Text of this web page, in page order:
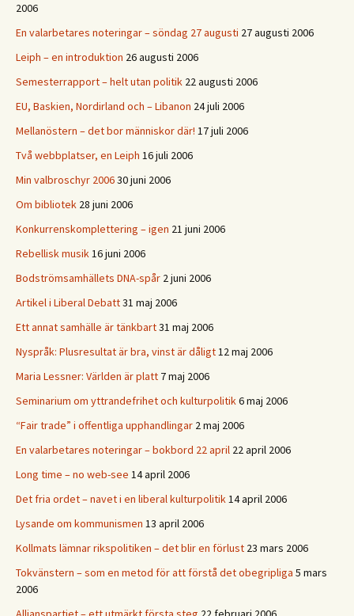
2006
En valarbetares noteringar – söndag 27 augusti 27 augusti 2006
Leiph – en introduktion 26 augusti 2006
Semesterrapport – helt utan politik 22 augusti 2006
EU, Baskien, Nordirland och – Libanon 24 juli 2006
Mellanöstern – det bor människor där! 17 juli 2006
Två webbplatser, en Leiph 16 juli 2006
Min valbroschyr 200630 juni 2006
Om bibliotek 28 juni 2006
Konkurrenskomplettering – igen 21 juni 2006
Rebellisk musik16 juni 2006
Bodströmsamhällets DNA-spår 2 juni 2006
Artikel i Liberal Debatt31 maj 2006
Ett annat samhälle är tänkbart31 maj 2006
Nyspråk: Plusresultat är bra, vinst är dåligt12 maj 2006
Maria Lessner: Världen är platt 7 maj 2006
Seminarium om yttrandefrihet och kulturpolitik6 maj 2006
“Fair trade” i offentliga upphandlingar 2 maj 2006
En valarbetares noteringar – bokbord 22 april 22 april 2006
Long time – no web-see 14 april 2006
Det fria ordet – navet i en liberal kulturpolitik14 april 2006
Lysande om kommunismen 13 april 2006
Kollmats lämnar rikspolitiken – det blir en förlust 23 mars 2006
Tokvänstern – som en metod för att förstå det obegripliga 5 mars
2006